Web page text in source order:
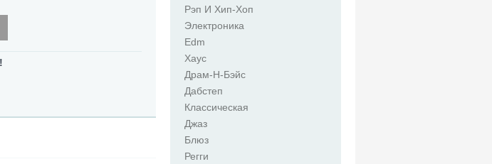
Рэп И Хип-Хоп
Электроника
Edm
Хаус
Драм-Н-Бэйс
Дабстеп
Классическая
Джаз
Блюз
Регги